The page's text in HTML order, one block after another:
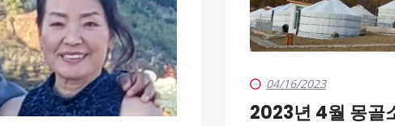
04/16/2023
2023년 4월 몽골